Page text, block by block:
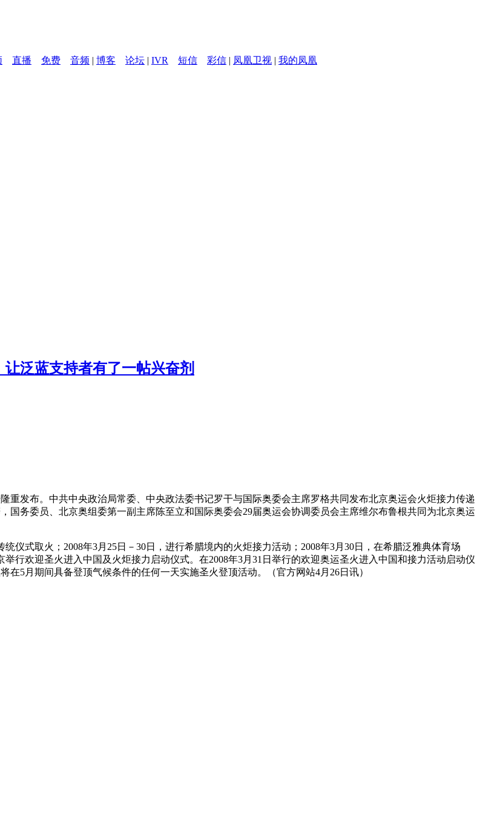
直播 免费 音频 | 博客 论坛 | IVR 短信 彩信 | 凤凰卫视 | 我的凤凰
泛蓝支持者有了一帖兴奋剂
重发布。中共中央政治局常委、中央政法委书记罗干与国际奥委会主席罗格共同发布北京奥运会火炬接力传递
务委员、北京奥组委第一副主席陈至立和国际奥委会29届奥运会协调委员会主席维尔布鲁根共同为北京奥运
仪式取火；2008年3月25日－30日，进行希腊境内的火炬接力活动；2008年3月30日，在希腊泛雅典体育场
举行欢迎圣火进入中国及火炬接力启动仪式。在2008年3月31日举行的欢迎奥运圣火进入中国和接力活动启动仪
5月期间具备登顶气候条件的任何一天实施圣火登顶活动。（官方网站4月26日讯）